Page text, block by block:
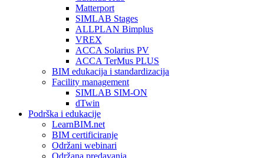
Matterport
SIMLAB Stages
ALLPLAN Bimplus
VREX
ACCA Solarius PV
ACCA TerMus PLUS
BIM edukacija i standardizacija
Facility management
SIMLAB SIM-ON
dTwin
Podrška i edukacije
LearnBIM.net
BIM certificiranje
Održani webinari
Održana predavanja